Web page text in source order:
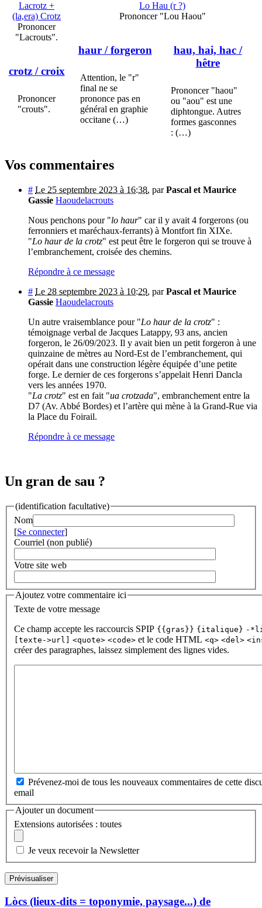
Lacrotz +
(la,era) Crotz
Prononcer
"Lacrouts".
crotz/ croix
Prononcer
"crouts".
Lo Hau (r ?)
Prononcer "Lou Haou"
haur/ forgeron
Attention, le "r"
final ne se
prononce pas en
général en graphie
occitane (…)
hau, hai, hac/
hêtre
Prononcer "haou"
ou "aou" est une
diphtongue. Autres
formes gasconnes
: (…)
Vos commentaires
# Le 25 septembre 2023 à 16:38, parPascal et Maurice
Gassie Haoudelacrouts
Nous penchons pour "lo haur" car il y avait 4 forgerons (ou
ferronniers et maréchaux-ferrants) à Montfort fin XIXe.
"Lo haur de la crotz" est peut être le forgeron qui se trouve à
l’embranchement, croisée des chemins.
Répondre à ce message
# Le 28 septembre 2023 à 10:29, parPascal et Maurice
Gassie Haoudelacrouts
Un autre vraisemblance pour "Lo haur de la crotz" :
témoignage verbal de Jacques Latappy, 93 ans, ancien
forgeron, le 26/09/2023. Il y avait bien un petit forgeron à une
quinzaine de mètres au Nord-Est de l’embranchement, qui
opérait dans une construction légère équipée d’une petite
forge. Le dernier de ces forgerons s’appelait Henri Dancla
vers les années 1970.
"La crotz" est en fait "ua crotzada", embranchement entre la
D7 (Av. Abbé Bordes) et l’artère qui mène à la Grand-Rue via
la Place du Foirail.
Répondre à ce message
Un gran de sau ?
(identification facultative)
Nom
[Se connecter]
Courriel (non publié)
Votre site web
Ajoutez votre commentaire ici
Texte de votre message
Ce champ accepte les raccourcis SPIP {{gras}} {italique} -
[texte->url]
<quote> <code> et le code HTML <q> <del>
créer des paragraphes, laissez simplement des lignes vides.
Prévenez-moi de tous les nouveaux commentaires de cette
email
Ajouter un document
Extensions autorisées : toutes
Je veux recevoir la Newsletter
Lòcs (lieux-dits = toponymie, paysage...) de